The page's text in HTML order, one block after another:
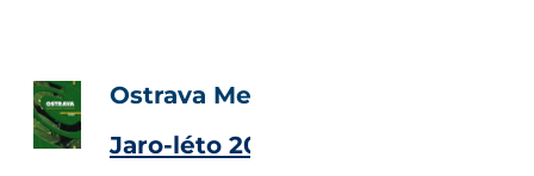
Ostrava Metropolitan Magazine
Jaro-léto 2006